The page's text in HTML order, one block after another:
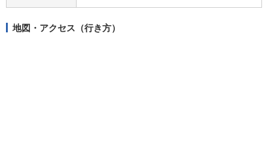
地図・アクセス（行き方）